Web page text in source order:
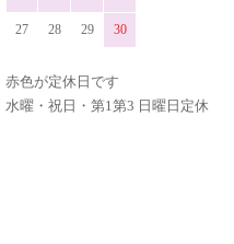
27 28 29 30
赤色が定休日です
水曜・祝日・第1第3 日曜日定休